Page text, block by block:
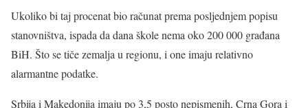
Ukoliko bi taj procenat bio računat prema posljednjem popisu
stanovništva, ispada da dana škole nema oko 200 000 građana
BiH. Što se tiče zemalja u regionu, i one imaju relativno
alarmantne podatke.
Srbija i Makedonija imaju po 3,5 posto nepismenih, Crna Gora i